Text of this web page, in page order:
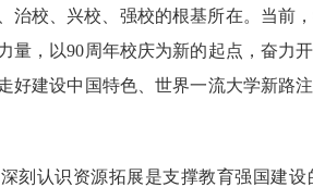
治校、兴校、强校的根基所在。当前
量，以90周年校庆为新的起点，奋力
好建设中国特色、世界一流大学新路
刻认识资源拓展是支撑教育强国建